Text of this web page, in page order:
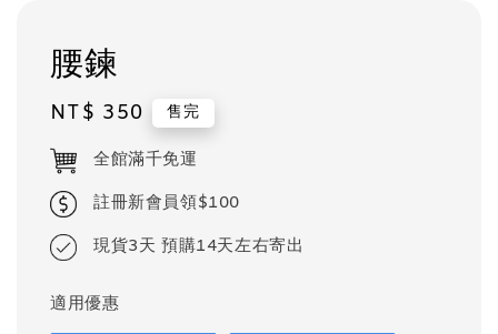
腰鍊
Regular
price
NT$ 350 售完
全館滿千免運
註冊新會員領$100
現貨3天 預購14天左右寄出
適用優惠